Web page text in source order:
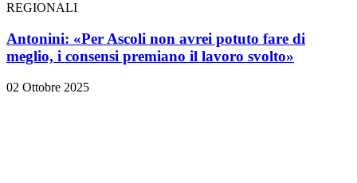
REGIONALI
Antonini: «Per Ascoli non avrei potuto fare di
meglio, i consensi premiano il lavoro svolto»
02 Ottobre 2025